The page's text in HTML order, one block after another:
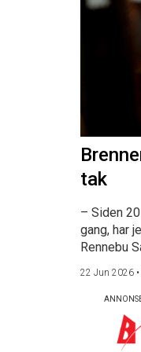
tak
– Siden
gang, har
Rennebu
22 Jun 2026 •